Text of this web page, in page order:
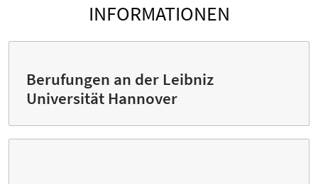
INFORMATIONEN
Berufungen an der Leibniz
Universität Hannover